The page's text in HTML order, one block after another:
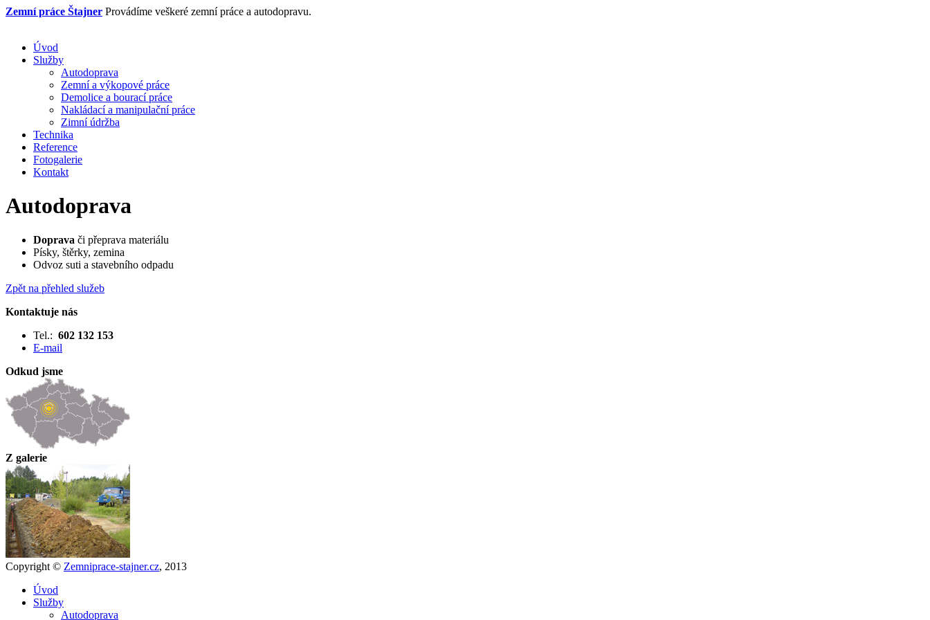
Zemní práce Štajner Provádíme veškeré zemní práce a autodopravu.
Úvod
Služby
Autodoprava
Zemní a výkopové práce
Demolice a bourací práce
Nakládací a manipulační práce
Zimní údržba
Technika
Reference
Fotogalerie
Kontakt
Autodoprava
Doprava či přeprava materiálu
Písky, štěrky, zemina
Odvoz suti a stavebního odpadu
Zpět na přehled služeb
Kontaktuje nás
Tel.: 602 132 153
E-mail
Odkud jsme
Z galerie
Copyright © Zemniprace-stajner.cz, 2013
Úvod
Služby
Autodoprava